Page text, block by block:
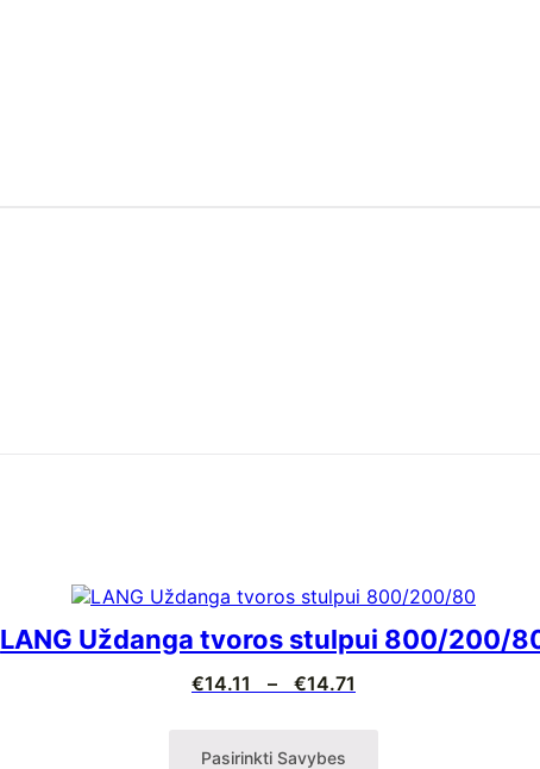
LANG Uždanga tvoros stulpui 800/200/
€14.11 – €14.71
Pasirinkti Savybes